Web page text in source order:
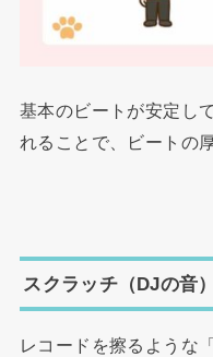
基本のビートが安定し
れることで、ビートの
スクラッチ（DJの音）
レコードを擦るような